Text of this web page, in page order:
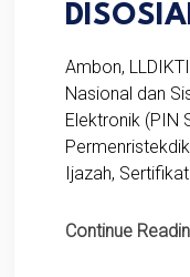
Ambon,
Nasional dan
Elektronik (PIN
Ijazah,
Continue